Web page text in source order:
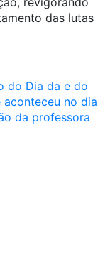
das lutas
do Dia da e do
aconteceu no dia
da professora